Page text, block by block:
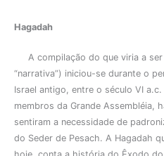
Hagadah
A compilação do que viria a ser
“narrativa”) iniciou-se durante o
Israel antigo, entre o século VI
membros da Grande Assembléia,
sentiram a necessidade de
do Seder de Pesach. A Hagadah